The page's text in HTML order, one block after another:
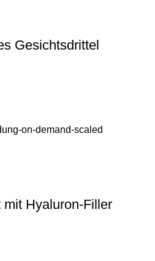
Gesichtsdrittel
Hyaluron-Filler